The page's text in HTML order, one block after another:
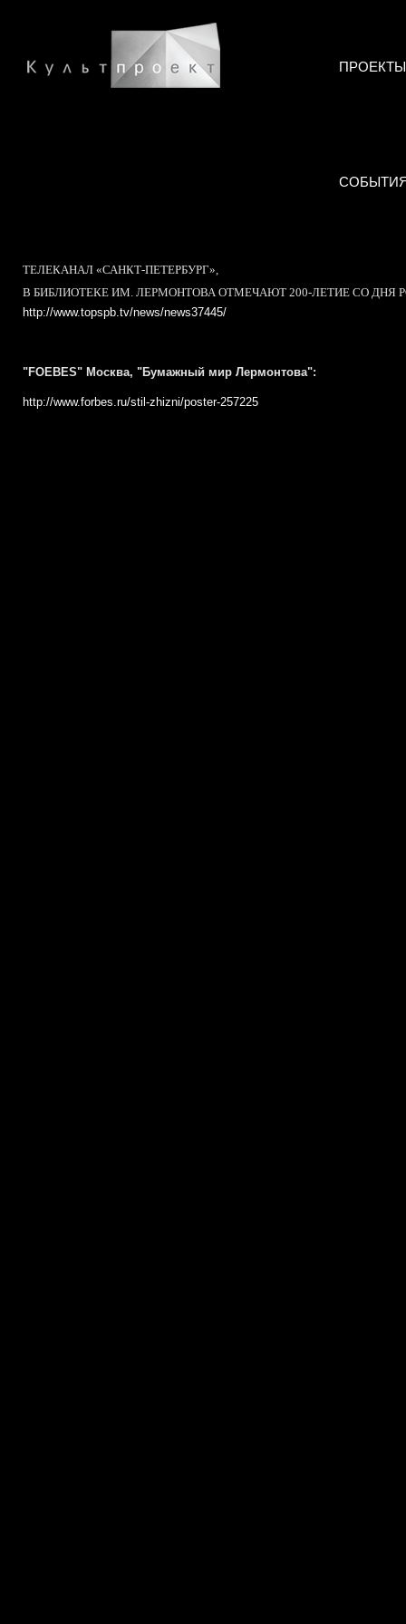
ПРОЕКТЫ
ТЕЛЕКАНАЛ «САНКТ-ПЕТЕРБУРГ»,
В БИБЛИОТЕКЕ ИМ. ЛЕРМОНТОВА ОТМЕЧАЮТ 200-ЛЕТИЕ СО ДНЯ
http://www.topspb.tv/news/news37445/
"FOEBES" Москва, "Бумажный мир Лермонтова":
http://www.forbes.ru/stil-zhizni/poster-257225